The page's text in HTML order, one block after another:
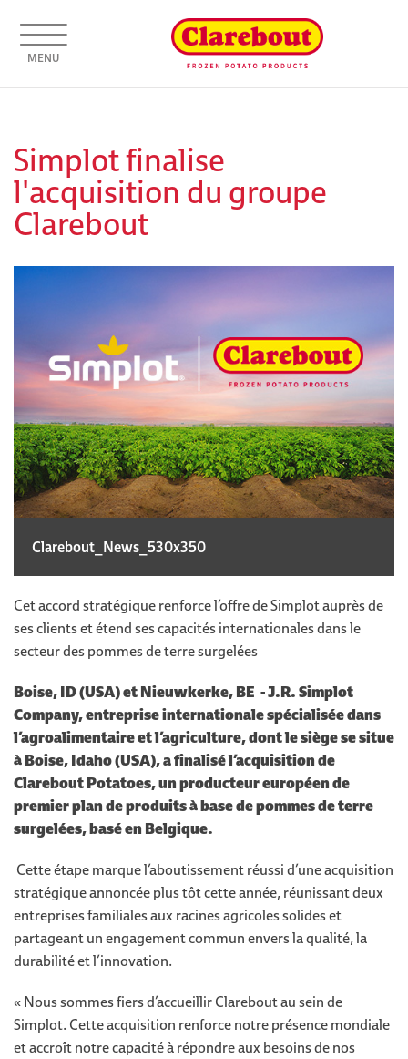
MENU
Simplot finalise
l'acquisition du groupe
Clarebout
Clarebout_News_530x350
Cet accord stratégique renforce l’offre de Simplot auprès de
ses clients et étend ses capacités internationales dans le
secteur des pommes de terre surgelées
Boise, ID (USA) et Nieuwkerke, BE - J.R. Simplot
Company, entreprise internationale spécialisée dans
l’agroalimentaire et l’agriculture, dont le siège se situe
à Boise, Idaho (USA), a finalisé l’acquisition de
Clarebout Potatoes, un producteur européen de
premier plan de produits à base de pommes de terre
surgelées, basé en Belgique.
Cette étape marque l’aboutissement réussi d’une acquisition
stratégique annoncée plus tôt cette année, réunissant deux
entreprises familiales aux racines agricoles solides et
partageant un engagement commun envers la qualité, la
durabilité et l’innovation.
« Nous sommes fiers d’accueillir Clarebout au sein de
Simplot. Cette acquisition renforce notre présence mondiale
et accroît notre capacité à répondre aux besoins de nos